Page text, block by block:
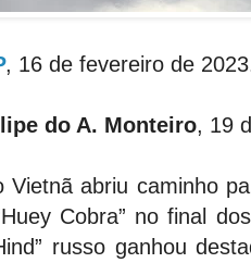
, 16 de fevereiro de
do A. Monteiro, 19
Vietnã abriu caminho
Cobra” no final
russo ganhou